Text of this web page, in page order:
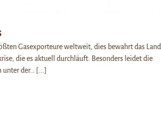
Gasexporteure weltweit, dies bewahrt das Land
die es aktuell durchläuft. Besonders leidet die
unter der…
[...]